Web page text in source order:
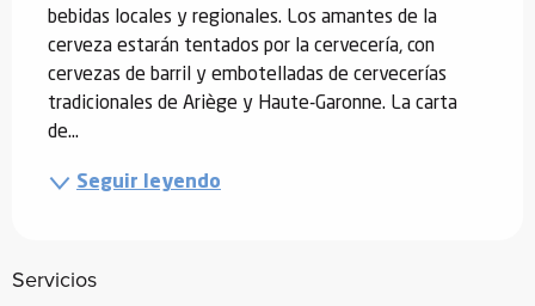
bebidas locales y regionales. Los amantes de la
cerveza estarán tentados por la cervecería, con
cervezas de barril y embotelladas de cervecerías
tradicionales de Ariège y Haute-Garonne. La carta
de...
Seguir leyendo
Servicios